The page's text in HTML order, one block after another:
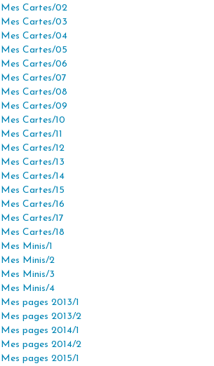
Mes Cartes/02
Mes Cartes/03
Mes Cartes/04
Mes Cartes/05
Mes Cartes/06
Mes Cartes/07
Mes Cartes/08
Mes Cartes/09
Mes Cartes/10
Mes Cartes/11
Mes Cartes/12
Mes Cartes/13
Mes Cartes/14
Mes Cartes/15
Mes Cartes/16
Mes Cartes/17
Mes Cartes/18
Mes Minis/1
Mes Minis/2
Mes Minis/3
Mes Minis/4
Mes pages 2013/1
Mes pages 2013/2
Mes pages 2014/1
Mes pages 2014/2
Mes pages 2015/1